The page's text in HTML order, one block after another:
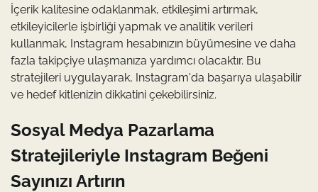
İçerik kalitesine odaklanmak, etkileşimi artırmak,
etkileyicilerle işbirliği yapmak ve analitik verileri
kullanmak, Instagram hesabınızın büyümesine ve daha
fazla takipçiye ulaşmanıza yardımcı olacaktır. Bu
stratejileri uygulayarak, Instagram'da başarıya ulaşabilir
ve hedef kitlenizin dikkatini çekebilirsiniz.
Sosyal Medya Pazarlama
Stratejileriyle Instagram Beğeni
Sayınızı Artırın